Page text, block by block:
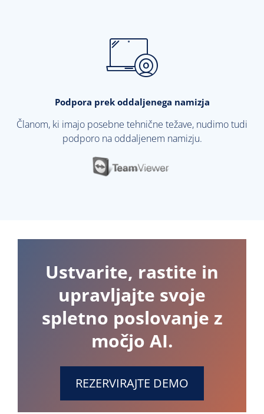
Podpora prek oddaljenega namizja
Članom, ki imajo posebne tehnične težave, nudimo tudi
podporo na oddaljenem namizju.
Ustvarite, rastite in
upravljajte svoje
spletno poslovanje z
močjo AI.
REZERVIRAJTE DEMO